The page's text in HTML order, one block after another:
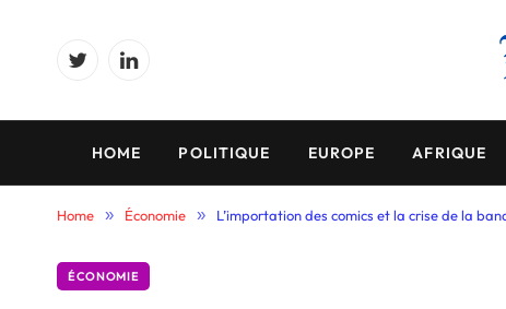
TwitterLinkedIn
HOME POLITIQUE EUROPE AFRIQUE
Home » Économie » L’importation des comics et la crise de la
ÉCONOMIE